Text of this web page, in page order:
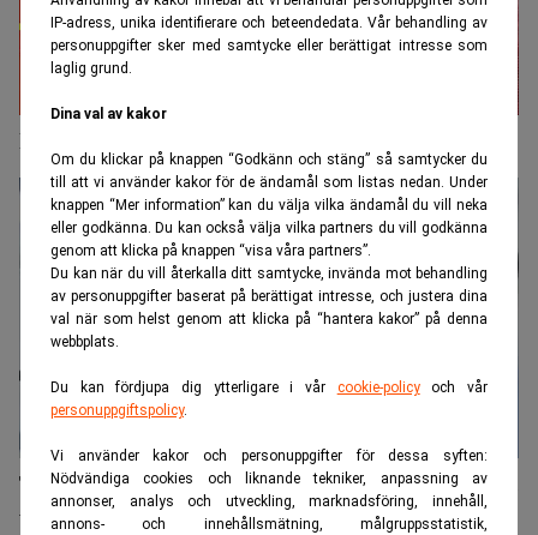
IP-adress, unika identifierare och beteendedata. Vår behandling av
personuppgifter sker med samtycke eller berättigat intresse som
laglig grund.
Dina val av kakor
Om du klickar på knappen “Godkänn och stäng” så samtycker du
till att vi använder kakor för de ändamål som listas nedan. Under
knappen “Mer information” kan du välja vilka ändamål du vill neka
eller godkänna. Du kan också välja vilka partners du vill godkänna
genom att klicka på knappen “visa våra partners”.
Du kan när du vill återkalla ditt samtycke, invända mot behandling
av personuppgifter baserat på berättigat intresse, och justera dina
val när som helst genom att klicka på “hantera kakor” på denna
webbplats.
Du kan fördjupa dig ytterligare i vår cookie-policyoch vår
personuppgiftspolicy.
Vi använder kakor och personuppgifter för dessa syften:
Nödvändiga cookies och liknande tekniker, anpassning av
annonser, analys och utveckling, marknadsföring, innehåll,
annons- och innehållsmätning, målgruppsstatistik,
Kina aviserar nya spelrestriktioner
Tencent Musics notering i Hongkong kan ske nästa
vecka